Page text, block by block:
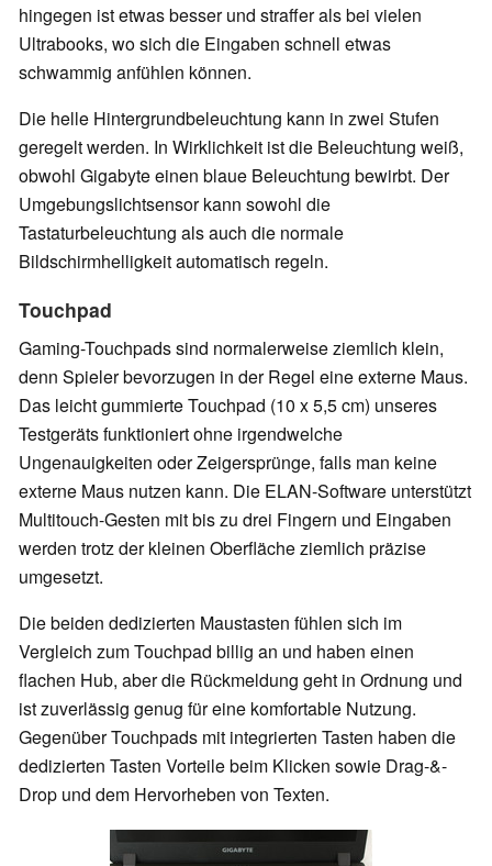
hingegen ist etwas besser und straffer als bei vielen
Ultrabooks, wo sich die Eingaben schnell etwas
schwammig anfühlen können.
Die helle Hintergrundbeleuchtung kann in zwei Stufen
geregelt werden. In Wirklichkeit ist die Beleuchtung weiß,
obwohl Gigabyte einen blaue Beleuchtung bewirbt. Der
Umgebungslichtsensor kann sowohl die
Tastaturbeleuchtung als auch die normale
Bildschirmhelligkeit automatisch regeln.
Touchpad
Gaming-Touchpads sind normalerweise ziemlich klein,
denn Spieler bevorzugen in der Regel eine externe Maus.
Das leicht gummierte Touchpad (10 x 5,5 cm) unseres
Testgeräts funktioniert ohne irgendwelche
Ungenauigkeiten oder Zeigersprünge, falls man keine
externe Maus nutzen kann. Die ELAN-Software unterstützt
Multitouch-Gesten mit bis zu drei Fingern und Eingaben
werden trotz der kleinen Oberfläche ziemlich präzise
umgesetzt.
Die beiden dedizierten Maustasten fühlen sich im
Vergleich zum Touchpad billig an und haben einen
flachen Hub, aber die Rückmeldung geht in Ordnung und
ist zuverlässig genug für eine komfortable Nutzung.
Gegenüber Touchpads mit integrierten Tasten haben die
dedizierten Tasten Vorteile beim Klicken sowie Drag-&-
Drop und dem Hervorheben von Texten.